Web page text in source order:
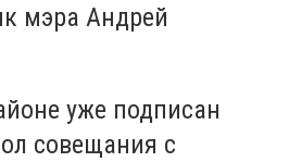
мэра Андрей
уже подписан
совещания с